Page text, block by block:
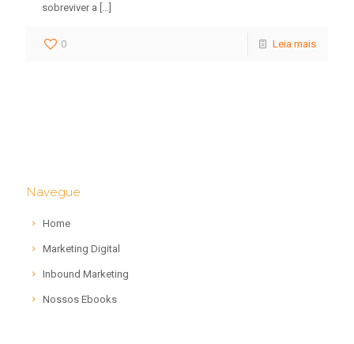
sobreviver a […]
0 Leia mais
Navegue
Home
Marketing Digital
Inbound Marketing
Nossos Ebooks